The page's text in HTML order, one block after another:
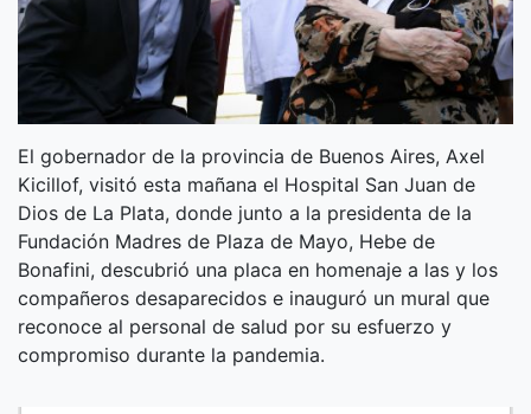
El gobernador de la provincia de Buenos Aires, Axel
Kicillof, visitó esta mañana el Hospital San Juan de
Dios de La Plata, donde junto a la presidenta de la
Fundación Madres de Plaza de Mayo, Hebe de
Bonafini, descubrió una placa en homenaje a las y los
compañeros desaparecidos e inauguró un mural que
reconoce al personal de salud por su esfuerzo y
compromiso durante la pandemia.